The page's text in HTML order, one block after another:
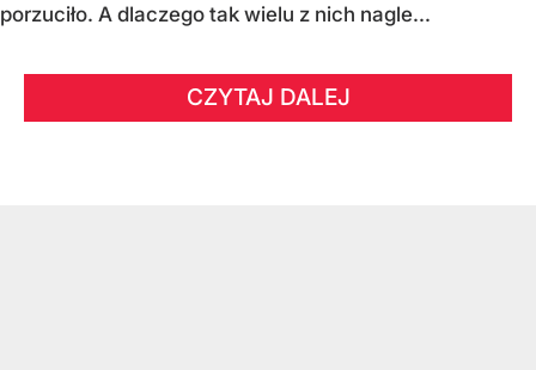
porzuciło. A dlaczego tak wielu z nich nagle...
CZYTAJ DALEJ